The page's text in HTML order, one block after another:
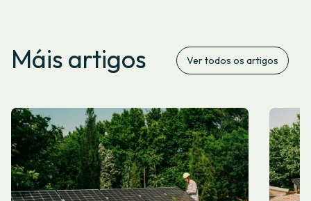
Máis artigos Ver todos os artigos